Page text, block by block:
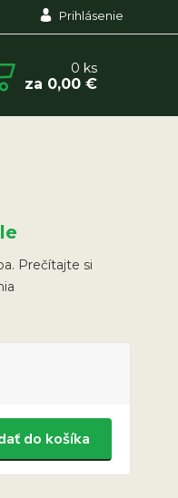
Prihlásenie
0 ks
za 0,00 €
Prečítajte si
do košíka